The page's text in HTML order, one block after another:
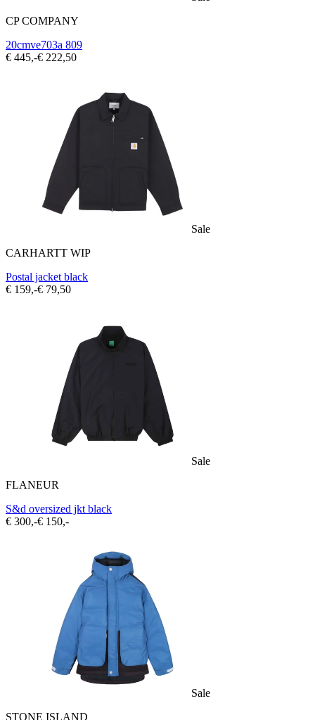
CP COMPANY
20cmve703a 809
€ 445,-€ 222,50
Sale
CARHARTT WIP
Postal jacket black
€ 159,-€ 79,50
Sale
FLANEUR
S&d oversized jkt black
€ 300,-€ 150,-
Sale
STONE ISLAND